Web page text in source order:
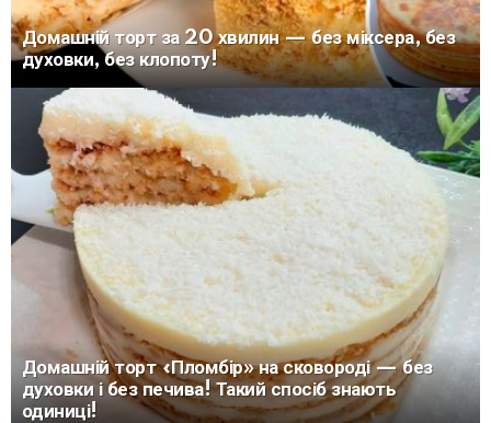
Домашній торт за 20 хвилин — без міксера, без
духовки, без клопоту!
Домашній торт «Пломбір» на сковороді — без
духовки і без печива! Такий спосіб знають
одиниці!